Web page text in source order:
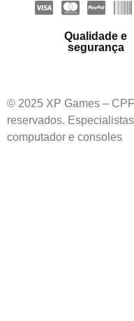
Qualidade e
segurança
© 2025 XP Games –
reservados.
computador e consoles